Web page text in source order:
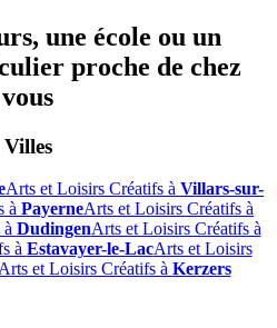
une école ou un
proche de chez
vous
Villes
Arts et Loisirs Créatifs à Villars-sur-
à PayerneArts et Loisirs Créatifs à
DudingenArts et Loisirs Créatifs à
à Estavayer-le-LacArts et Loisirs
et Loisirs Créatifs à Kerzers